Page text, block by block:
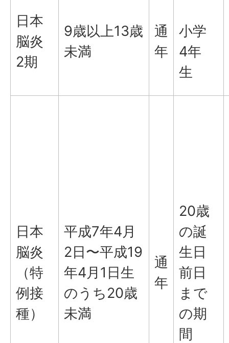
日本
脳炎
2期
9歳以上13歳
未満
通
年
小学
4年
生
日本
脳炎
（特
例接
種）
平成7年4月
2日〜平成19
年4月1日生
のうち20歳
未満
通
年
20歳
の誕
生日
前日
まで
の期
間